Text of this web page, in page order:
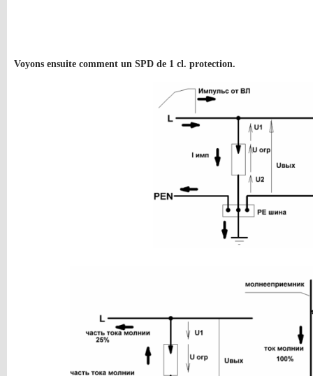
Voyons ensuite comment un SPD de 1 cl. protection.